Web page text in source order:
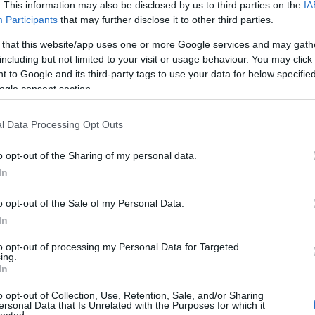
This information may also be disclosed by us to third parties on the
Participants that may further disclose it to other third parties.
that this website/app uses one or more Google services and may
but not limited to your visit or usage behaviour. You may
to Google and its third-party tags to use your data for below
consent section.
Data Processing Opt Outs
opt-out of the Sharing of my personal data.
opt-out of the Sale of my Personal Data.
opt-out of processing my Personal Data for Targeted
opt-out of Collection, Use, Retention, Sale, and/or Sharing
Data that Is Unrelated with the Purposes for which it
Gatsby
( 2) A
víg
Koncert